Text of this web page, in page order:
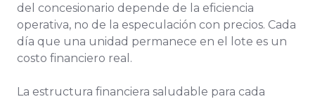
del concesionario depende de la eficiencia
operativa, no de la especulación con precios. Cada
día que una unidad permanece en el lote es un
costo financiero real.
La estructura financiera saludable para cada